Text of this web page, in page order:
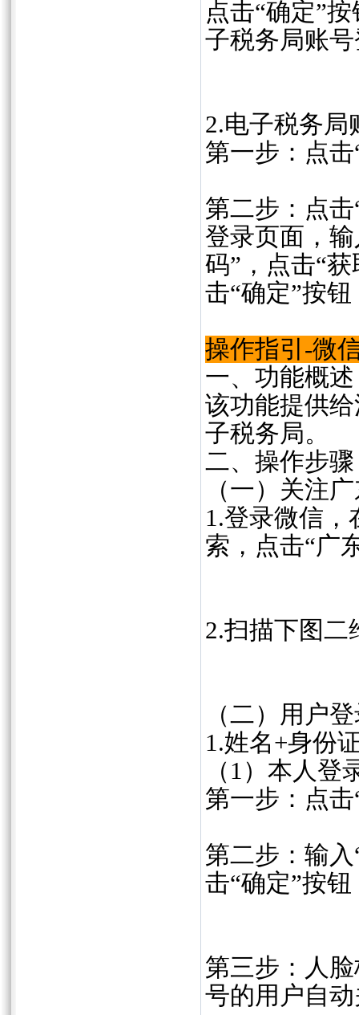
点击“确定”
子税务局账
2.电子税务局
第一步：点
第二步：点
登录页面，输
码”，点击“
击“确定”按钮
操作指引-微
一、功能概述
该功能提供
子税务局。
二、操作步骤
（一）关注
1.登录微信，
索，点击“广
2.扫描下图二
（二）用户
1.姓名+身份
（1）本人登
第一步：点
第二步：输入
击“确定”按
第三步：人
号的用户自